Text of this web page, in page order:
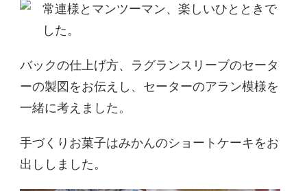
常連様とマンツーマン、楽しいひとときで
した。
バックの仕上げ方、ラグランスリーブのセータ
ーの製図をお伝えし、セーターのアラン模様を
一緒に考えました。
手づくりお菓子はみかんのショートケーキをお
出ししました。